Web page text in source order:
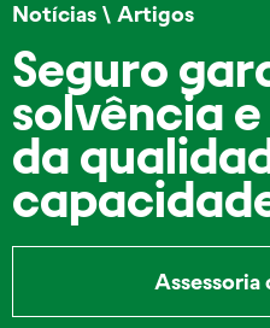
Notícias \ Artigos
Seguro
solvência
da
Assessoria